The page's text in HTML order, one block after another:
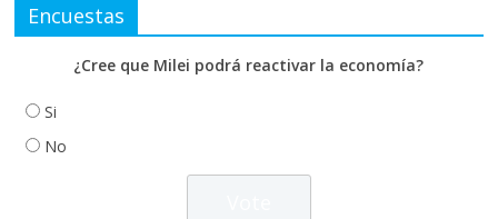
Encuestas
¿Cree que Milei podrá reactivar la economía?
Si
No